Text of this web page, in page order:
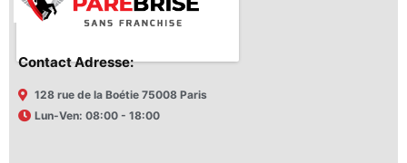
Contact Adresse:
128 rue de la Boétie 75008 Paris
Lun-Ven: 08:00 - 18:00